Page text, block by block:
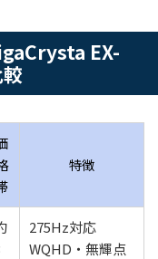
EX-
特徴
275Hz対応
WQHD・無輝点